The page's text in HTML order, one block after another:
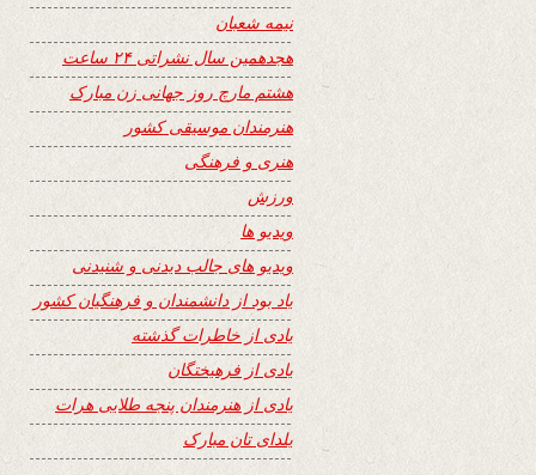
نیمه شعبان
هجدهمین سال نشراتی ۲۴ ساعت
هشتم مارچ روز جهانی زن مبارک
هنرمندان موسیقی کشور
هنری و فرهنگی
ورزش
ویدیو ها
ویدیو های جالب دیدنی و شنیدنی
یاد بود از دانشمندان و فرهنگیان کشور
یادی از خاطرات گذشته
یادی از فرهیختگان
یادی از هنرمندان پنجه طلایی هرات
یلدای تان مبارک